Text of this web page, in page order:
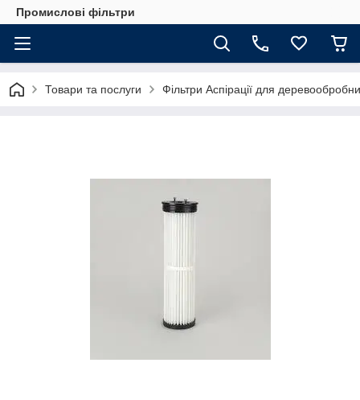
Промислові фільтри
Товари та послуги Фільтри Аспірації для